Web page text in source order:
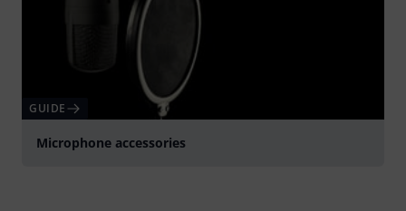
GUIDE
Microphone accessories